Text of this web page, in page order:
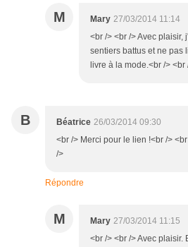
M Mary 27/03/2014 11:14
<br /> <br /> Avec plaisir,
sentiers battus et ne pas
livre à la mode.<br /> <br
B Béatrice 26/03/2014 09:30
<br /> Merci pour le lien !<br />
/>
Répondre
M Mary 27/03/2014 11:15
<br /> <br /> Avec plaisir.